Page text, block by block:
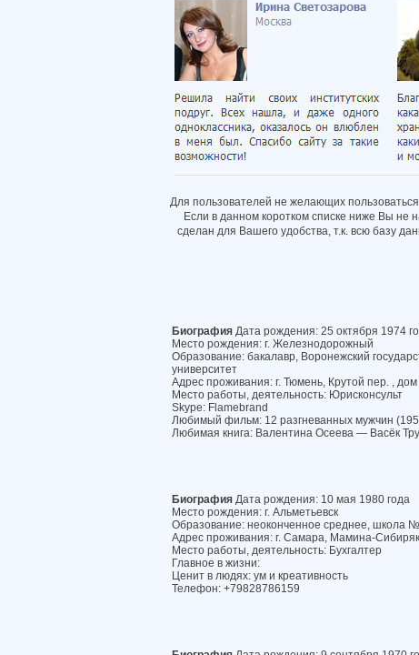
Для пользователей не желающих
Если в данном коротком списке ниже Вы не
сделан для Вашего удобства, т.к. всю базу
Биография Дата рождения: 25 октября 1974
Место рождения: г. Железнодорожный
Образование: бакалавр, Воронежский
университет
Адрес проживания: г. Тюмень, Крутой пер. , дом
Место работы, деятельность: Юрисконсульт
Skype: Flamebrand
Любимый фильм: 12 разгневанных мужчин
Любимая книга: Валентина Осеева — Васёк
Биография Дата рождения: 10 мая 1980 года
Место рождения: г. Альметьевск
Образование: неоконченное среднее, школа
Адрес проживания: г. Самара, Мамина-
Место работы, деятельность: Бухгалтер
Главное в жизни:
Ценит в людях: ум и креативность
Телефон: +79828786159